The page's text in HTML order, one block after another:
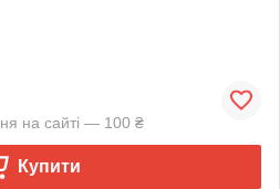
на сайті — 100 ₴
Купити